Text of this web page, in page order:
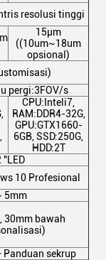
resolusi tinggi
15μm
((10um~18um
opsional)
pergi:3FOV/s
CPU:Inteli7,
RAM:DDR4-32G,
GPU:GTX1660-
6GB, SSD:250G,
HDD:2T
"LED
10 Profesional
5mm
30mm bawah
Panduan sekrup